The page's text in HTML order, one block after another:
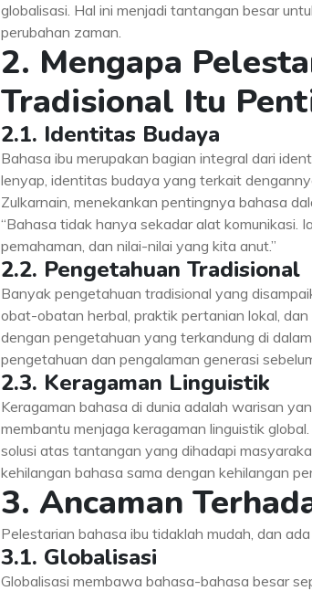
globalisasi. Hal ini menjadi tantangan besar
perubahan zaman.
2. Mengapa
Tradisional Itu
2.1. Identitas Budaya
Bahasa ibu merupakan bagian integral dari
lenyap, identitas budaya yang terkait
Zulkarnain, menekankan pentingnya bahasa
“Bahasa tidak hanya sekadar alat komunikasi.
pemahaman, dan nilai-nilai yang kita anut.”
2.2. Pengetahuan Tradisional
Banyak pengetahuan tradisional yang
obat-obatan herbal, praktik pertanian lokal,
dengan pengetahuan yang terkandung di
pengetahuan dan pengalaman generasi
2.3. Keragaman Linguistik
Keragaman bahasa di dunia adalah warisan
membantu menjaga keragaman linguistik
solusi atas tantangan yang dihadapi
kehilangan bahasa sama dengan kehilangan
3. Ancaman
Pelestarian bahasa ibu tidaklah mudah, dan
3.1. Globalisasi
Globalisasi membawa bahasa-bahasa besar